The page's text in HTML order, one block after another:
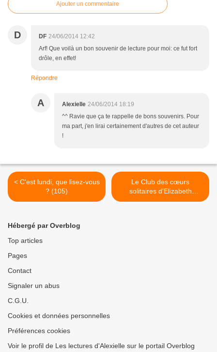
Ajouter un commentaire
D DF 24/06/2014 12:42
Arf! Que voilà un bon souvenir de lecture pour moi: ce fut fort
drôle, en effet!
Répondre
A Alexielle 24/06/2014 18:19
^^ Ravie que ça te rappelle de bons souvenirs. Pour
ma part, j'en lirai certainement d'autres de cet auteur
!
< C'est lundi, que lisez-vous
? (105)
Le Club des cœurs
solitaires d'Elizabeth
EULBERG >
Hébergé par Overblog
Top articles
Pages
Contact
Signaler un abus
C.G.U.
Cookies et données personnelles
Préférences cookies
Voir le profil de Les lectures d'Alexielle sur le portail Overblog